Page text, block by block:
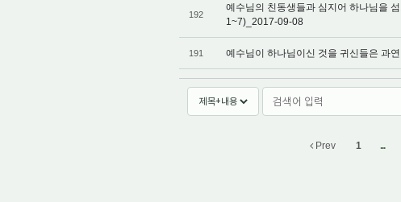
192
예수님의 친동생들과 심지어 하나님을
1~7)_2017-09-08
191 예수님이 하나님이신 것을 귀신들은 과
Prev 1 ...